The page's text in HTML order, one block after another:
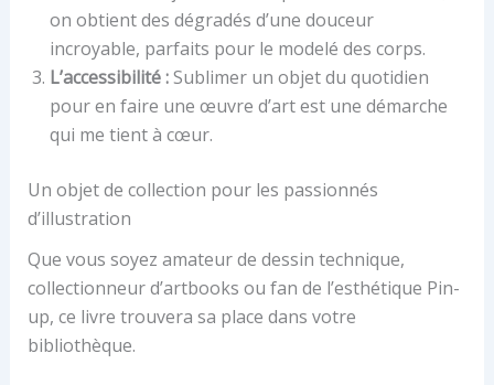
on obtient des dégradés d’une douceur
incroyable, parfaits pour le modelé des corps.
L’accessibilité :Sublimer un objet du quotidien
pour en faire une œuvre d’art est une démarche
qui me tient à cœur.
Un objet de collection pour les passionnés
d’illustration
Que vous soyez amateur de dessin technique,
collectionneur d’artbooks ou fan de l’esthétique Pin-
up, ce livre trouvera sa place dans votre
bibliothèque.